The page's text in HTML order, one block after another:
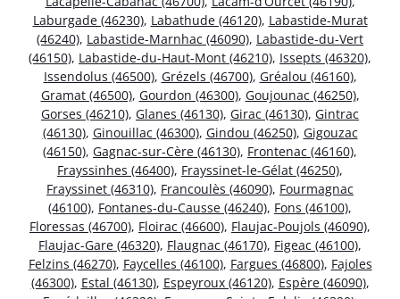
Laburgade (46230), Labathude (46120), Labastide-Murat
(46240), Labastide-Marnhac (46090), Labastide-du-Vert
(46150), Labastide-du-Haut-Mont (46210), Issepts (46320),
Issendolus (46500), Grézels (46700), Gréalou (46160),
Gramat (46500), Gourdon (46300), Goujounac (46250),
Gorses (46210), Glanes (46130), Girac (46130), Gintrac
(46130), Ginouillac (46300), Gindou (46250), Gigouzac
(46150), Gagnac-sur-Cère (46130), Frontenac (46160),
Frayssinhes (46400), Frayssinet-le-Gélat (46250),
Frayssinet (46310), Francoulès (46090), Fourmagnac
(46100), Fontanes-du-Causse (46240), Fons (46100),
Floressas (46700), Floirac (46600), Flaujac-Poujols (46090),
Flaujac-Gare (46320), Flaugnac (46170), Figeac (46100),
Felzins (46270), Faycelles (46100), Fargues (46800), Fajoles
(46300), Estal (46130), Espeyroux (46120), Espère (46090),